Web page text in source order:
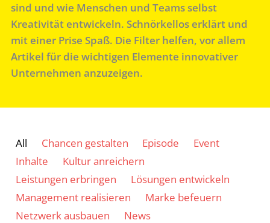
sind und wie Menschen und Teams selbst
Kreativität entwickeln. Schnörkellos erklärt und
mit einer Prise Spaß. Die Filter helfen, vor allem
Artikel für die wichtigen Elemente innovativer
Unternehmen anzuzeigen.
Filter
posts
by
category
All Chancen gestalten Episode
Event
Inhalte
Kultur anreichern
Leistungen erbringen
Lösungen entwickeln
Management realisieren
Marke befeuern
Netzwerk ausbauen
News